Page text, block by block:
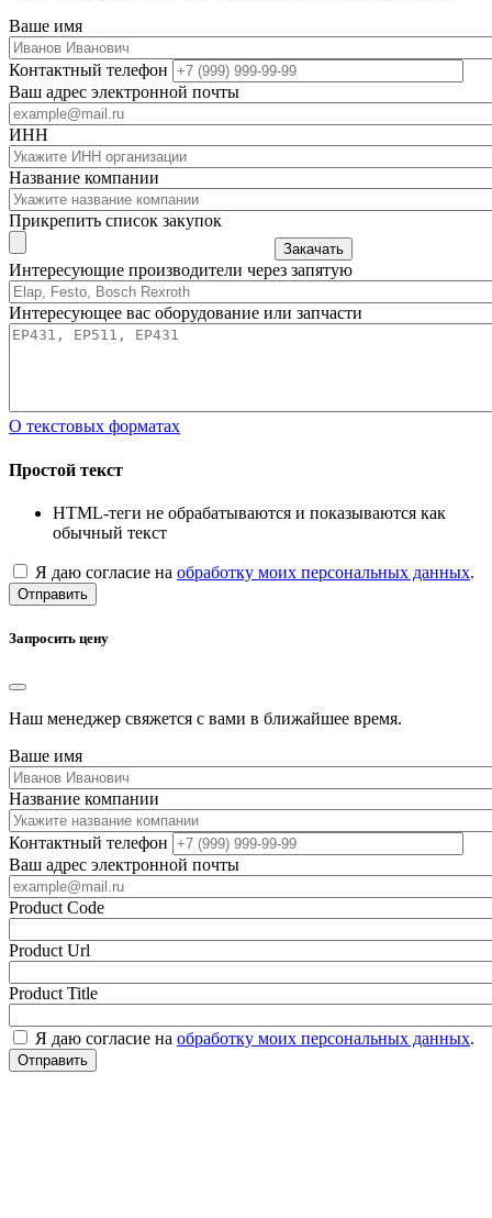
Ваше имя
Контактный телефон
Ваш адрес электронной почты
ИНН
Название компании
Прикрепить список закупок
Закачать
Интересующие производители через запятую
Интересующее вас оборудование или запчасти
О текстовых форматах
Простой текст
HTML-теги не обрабатываются и показываются как
обычный текст
Я даю согласие на обработку моих персональных данных.
Отправить
Запросить цену
Наш менеджер свяжется с вами в ближайшее время.
Ваше имя
Название компании
Контактный телефон
Ваш адрес электронной почты
Product Code
Product Url
Product Title
Я даю согласие на обработку моих персональных данных.
Отправить